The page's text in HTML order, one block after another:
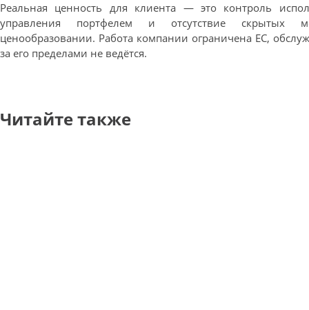
Реальная ценность для клиента — это контроль
управления портфелем и отсутствие скрытых
ценообразовании. Работа компании ограничена ЕС,
за его пределами не ведётся.
Читайте также